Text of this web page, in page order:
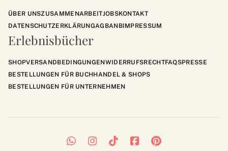
ÜBER UNSZUSAMMENARBEITJOBSKONTAKT
DATENSCHUTZERKLÄRUNGAGBANBIMPRESSUM
Erlebnisbücher
SHOPVERSANDBEDINGUNGENWIDERRUFSRECHTFAQSPRESSE
BESTELLUNGEN FÜR BUCHHANDEL & SHOPS
BESTELLUNGEN FÜR UNTERNEHMEN